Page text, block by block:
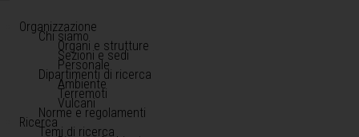
Organizzazione
Chi siamo
Organi e strutture
Sezioni e sedi
Personale
Dipartimenti di ricerca
Ambiente
Terremoti
Vulcani
Norme e regolamenti
Ricerca
Temi di ricerca